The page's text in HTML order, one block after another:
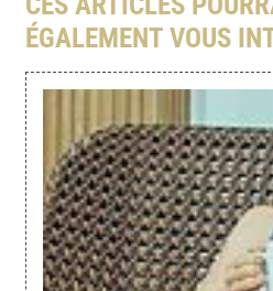
ÉGALEMENT VOUS